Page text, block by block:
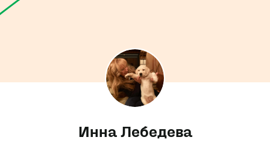
Инна Лебедева